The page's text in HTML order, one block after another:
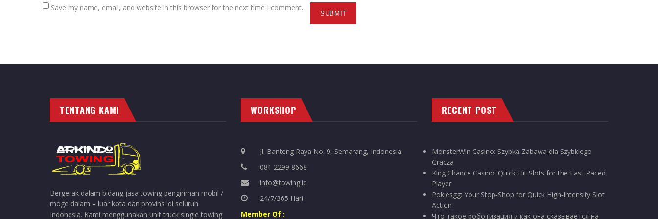
Save my name, email, and website in this browser for the next time I comment.
TENTANG KAMI
Bergerak dalam bidang jasa towing pengiriman mobil /
moge dalam – luar kota dan provinsi di seluruh
Indonesia. Kami menggunakan unit truck single towing
WORKSHOP
Jl. Banteng Raya No. 9, Semarang, Indonesia.
081 2299 8668
info@towing.id
24/7/365 Hari
Member Of :
RECENT POST
MonsterWin Casino: Szybka Zabawa dla Szybkiego
Gracza
King Chance Casino: Quick‑Hit Slots for the Fast‑Paced
Player
Pokiesgg: Your Stop‑Shop for Quick High‑Intensity Slot
Action
Что такое роботизация и как она сказывается на